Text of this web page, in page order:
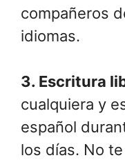
compañeros
idiomas.
3. Escritura
cualquiera y
español
los días. No